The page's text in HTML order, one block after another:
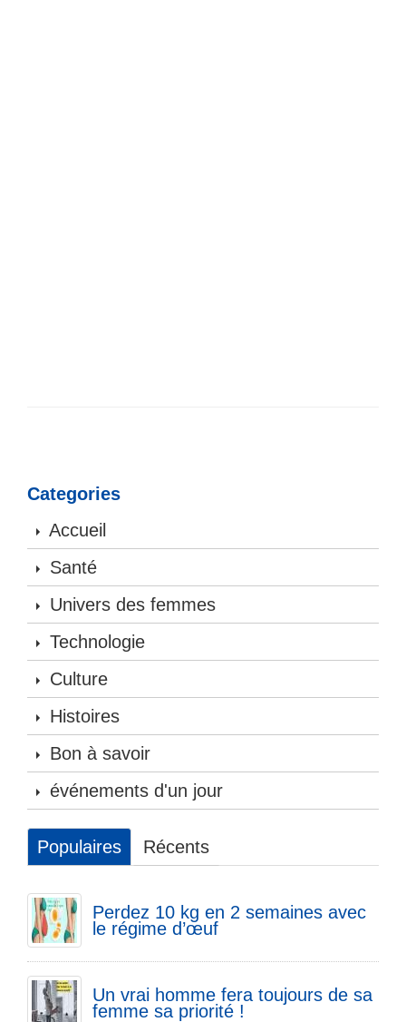
Categories
Accueil
Santé
Univers des femmes
Technologie
Culture
Histoires
Bon à savoir
événements d'un jour
Populaires Récents
Perdez 10 kg en 2 semaines avec
le régime d’œuf
Un vrai homme fera toujours de sa
femme sa priorité !